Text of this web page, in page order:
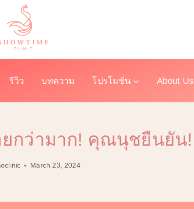
รีวิว บทความ โปรโมชั่น About Us
ยกว่ามาก! คุณนุชยืนยัน!
March 23, 2024